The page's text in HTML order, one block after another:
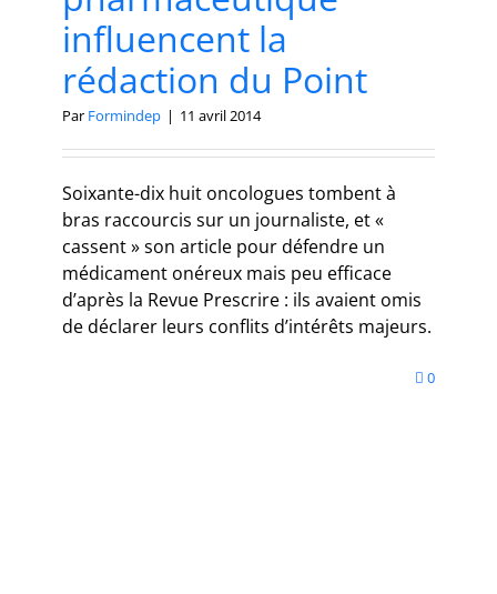
influencent la
rédaction du Point
Par Formindep | 11 avril 2014
Soixante-dix huit oncologues tombent à
bras raccourcis sur un journaliste, et «
cassent » son article pour défendre un
médicament onéreux mais peu efficace
d’après la Revue Prescrire : ils avaient omis
de déclarer leurs conflits d’intérêts majeurs.
0